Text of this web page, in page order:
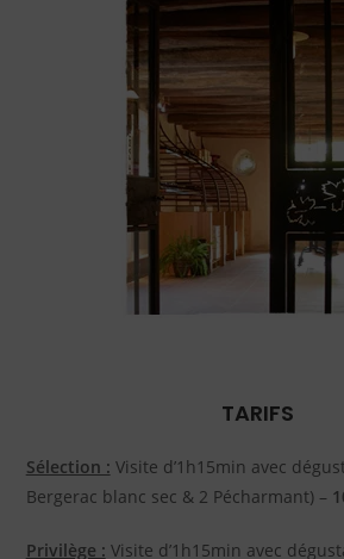
TARIFS
Sélection : Visite d’1h15min avec
Bergerac blanc sec & 2 Pécharmant) –
Privilège : Visite d’1h15min avec